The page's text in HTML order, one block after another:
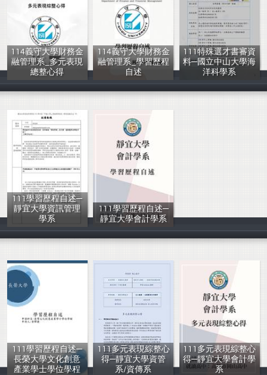
114義守大學財務金
融管理系_多元表現
總整心得
岡山高中輔導室
114義守大學財務金
融管理系_學習歷程
自述
岡山高中輔導室
111特殊選才書審資
料─國立中山大學海
洋科學系
輔導室
111學習歷程自述─
靜宜大學資訊管理
學系
輔導室
111學習歷程自述─
靜宜大學會計學系
輔導室
111學習歷程自述─
長榮大學文化創意
產業學士學位學程
111多元表現綜整心
得─靜宜大學資管
系/資傳系
111多元表現綜整心
得─靜宜大學會計學
系